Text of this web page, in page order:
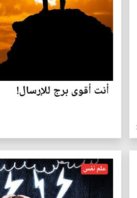
أنت أقوى برج للإرسال!
علم نفس